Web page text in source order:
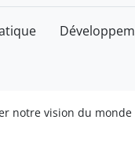
notre vision du monde